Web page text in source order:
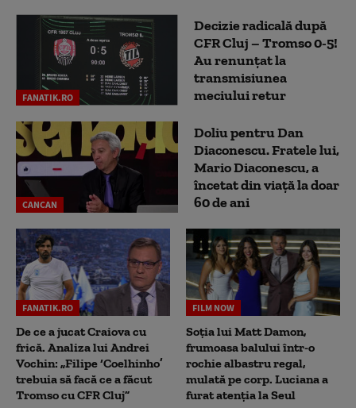
FANATIK.RO
Decizie radicală după
CFR Cluj – Tromso 0-5!
Au renunțat la
transmisiunea
meciului retur
CANCAN
Doliu pentru Dan
Diaconescu. Fratele lui,
Mario Diaconescu, a
încetat din viață la doar
60 de ani
FANATIK.RO
De ce a jucat Craiova cu
frică. Analiza lui Andrei
Vochin: „Filipe ‘Coelhinho’
trebuia să facă ce a făcut
Tromso cu CFR Cluj”
FILM NOW
Soția lui Matt Damon,
frumoasa balului într-o
rochie albastru regal,
mulată pe corp. Luciana a
furat atenția la Seul